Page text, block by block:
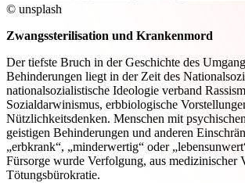
© unsplash
Zwangssterilisation und Krankenmord
Der tiefste Bruch in der Geschichte des
Behinderungen liegt in der Zeit des
nationalsozialistische Ideologie verband
Sozialdarwinismus, erbbiologische
Nützlichkeitsdenken. Menschen mit
geistigen Behinderungen und anderen
„erbkrank“, „minderwertig“ oder
Fürsorge wurde Verfolgung, aus medizinischer
Tötungsbürokratie.